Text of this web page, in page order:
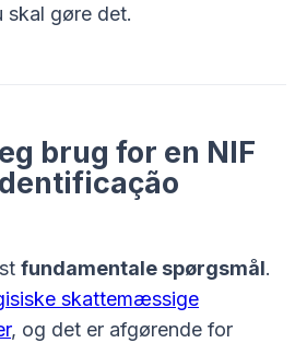
skal gøre det.
brug for en NIF
fundamentale spørgsmål.
skattemæssige
, og det er afgørende for